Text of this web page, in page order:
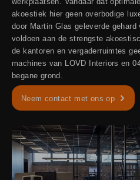
akoestiek hier geen overbodige
door Martin Glas geleverde
voldoen aan de strengste
de kantoren en vergaderruimtes
machines van LOVD Interiors en
begane grond.
Neem contact met ons op